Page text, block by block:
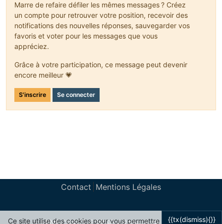
Marre de refaire défiler les mêmes messages ? Créez
un compte pour retrouver votre position, recevoir des
notifications des nouvelles réponses, sauvegarder vos
favoris et voter pour les messages que vous
appréciez.
Grâce à votre participation, ce message peut devenir
encore meilleur 💗
S'inscrire Se connecter
Contact Mentions Légales
{{tx(dismiss){}}
Ce site utilise des cookies pour vous permettre